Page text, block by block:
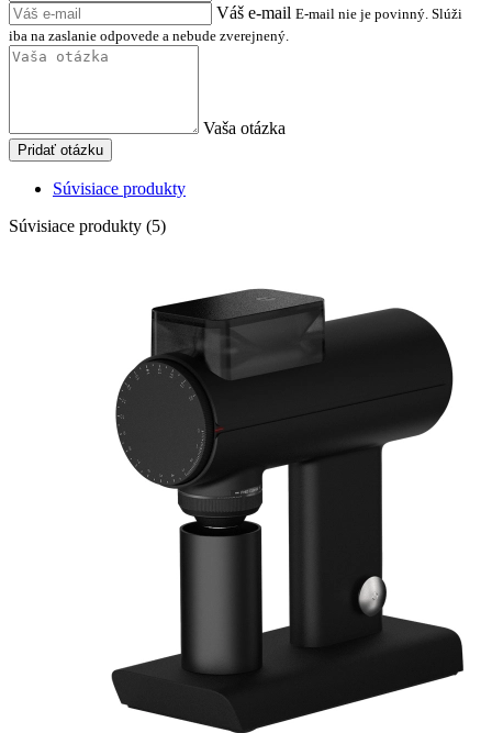
Váš e-mail E-mail nie je povinný. Slúži
iba na zaslanie odpovede a nebude zverejnený.
Vaša otázka
Pridať otázku
Súvisiace produkty
Súvisiace produkty (5)